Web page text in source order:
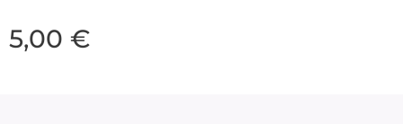
5,00 €